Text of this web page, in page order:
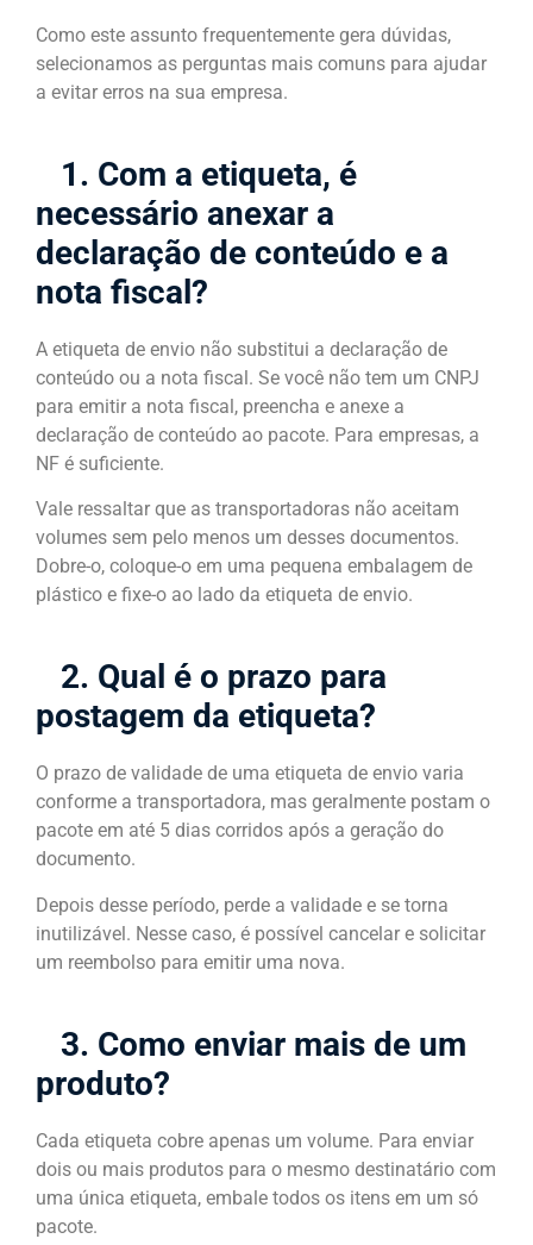
Como este assunto frequentemente gera dúvidas,
selecionamos as perguntas mais comuns para ajudar
a evitar erros na sua empresa.
1. Com a etiqueta, é
necessário anexar a
declaração de conteúdo e a
nota fiscal?
A etiqueta de envio não substitui a declaração de
conteúdo ou a nota fiscal. Se você não tem um CNPJ
para emitir a nota fiscal, preencha e anexe a
declaração de conteúdo ao pacote. Para empresas, a
NF é suficiente.
Vale ressaltar que as transportadoras não aceitam
volumes sem pelo menos um desses documentos.
Dobre-o, coloque-o em uma pequena embalagem de
plástico e fixe-o ao lado da etiqueta de envio.
2. Qual é o prazo para
postagem da etiqueta?
O prazo de validade de uma etiqueta de envio varia
conforme a transportadora, mas geralmente postam o
pacote em até 5 dias corridos após a geração do
documento.
Depois desse período, perde a validade e se torna
inutilizável. Nesse caso, é possível cancelar e solicitar
um reembolso para emitir uma nova.
3. Como enviar mais de um
produto?
Cada etiqueta cobre apenas um volume. Para enviar
dois ou mais produtos para o mesmo destinatário com
uma única etiqueta, embale todos os itens em um só
pacote.